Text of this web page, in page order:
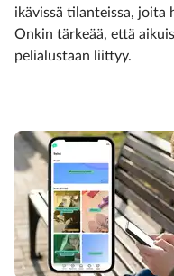
ikävissä tilanteissa, joita
Onkin tärkeää, että
pelialustaan liittyy.